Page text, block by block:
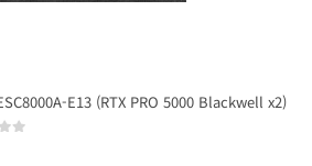
E13 (RTX PRO 5000 Blackwell x2)